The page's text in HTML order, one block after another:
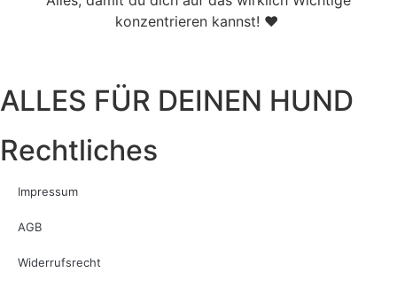
konzentrieren kannst! ♥
ALLES FÜR DEINEN HUND
Rechtliches
Impressum
AGB
Widerrufsrecht